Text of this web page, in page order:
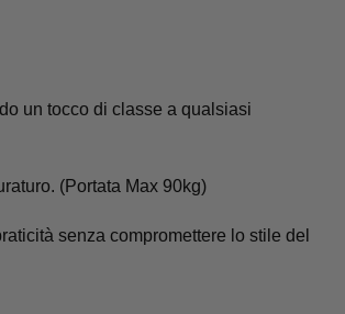
un tocco di classe a qualsiasi
(Portata Max 90kg)
senza compromettere lo stile del